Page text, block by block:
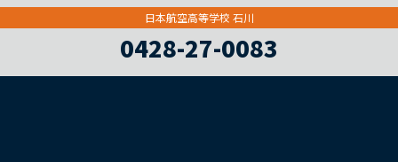
日本航空高等学校 石川
0428-27-0083